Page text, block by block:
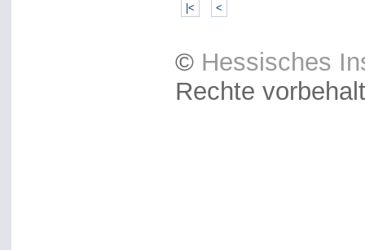
|< <
© Hessisches
Rechte